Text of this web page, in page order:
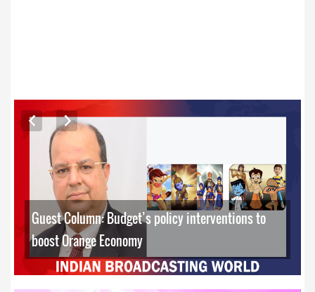
ARTICLES
Guest Column: Budget’s policy interventions to
boost Orange Economy